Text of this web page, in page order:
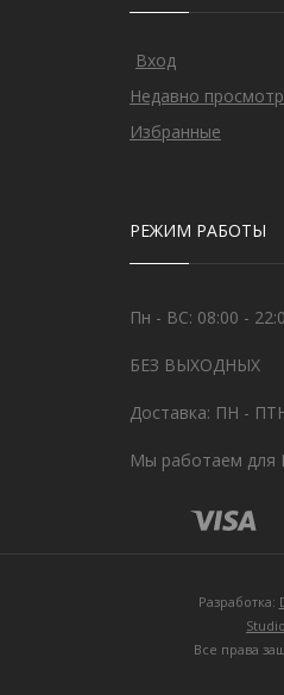
Вход
Недавно
Избранные
РЕЖИМ РАБОТЫ
Пн - ВС: 08:00 -
БЕЗ ВЫХОДНЫХ
Доставка: ПН -
Мы работаем для
Разработка:
Studio
Все права